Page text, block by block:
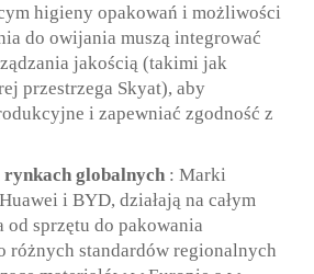
higieny opakowań i możliwości
do owijania muszą integrować
jakością (takimi jak
przestrzega Skyat), aby
i zapewniać zgodność z
rynkach globalnych : Marki
i BYD, działają na całym
od sprzętu do pakowania
różnych standardów regionalnych